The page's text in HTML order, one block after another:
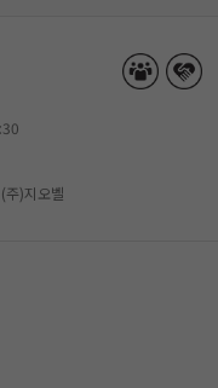
)지오벨